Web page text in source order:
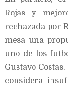
Rojas y
rechazada por
mesa una
uno de los
Gustavo
considera